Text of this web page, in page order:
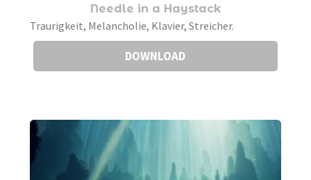
Needle in a Haystack
Traurigkeit, Melancholie, Klavier, Streicher.
DOWNLOAD